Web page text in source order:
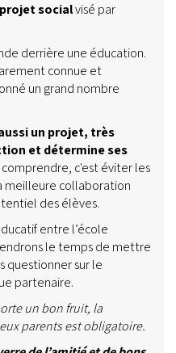
projet socialvisé par
derrière une éducation.
connue et
un grand nombre
un projet, très
et détermine ses
comprendre, c'est éviter les
meilleure collaboration
des élèves.
entre l’école
le temps de mettre
questionner sur le
partenaire.
un bon fruit, la
parents est obligatoire.